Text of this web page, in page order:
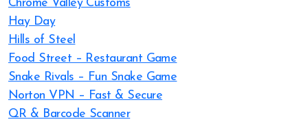
Chrome Valley Customs
Hay Day
Hills of Steel
Food Street – Restaurant Game
Snake Rivals – Fun Snake Game
Norton VPN – Fast & Secure
QR & Barcode Scanner